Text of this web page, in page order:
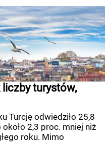
turystów,
Turcję odwiedziło 25,8
2,3 proc. mniej niż
roku. Mimo